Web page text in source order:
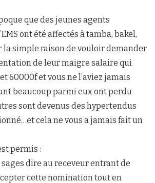
que des jeunes agents
ont été affectés à tamba, bakel,
la simple raison de vouloir demander
de leur maigre salaire qui
60000f et vous ne l’aviez jamais
beaucoup parmi eux ont perdu
sont devenus des hypertendus
cela ne vous a jamais fait un
permis :
dire au receveur entrant de
cette nomination tout en